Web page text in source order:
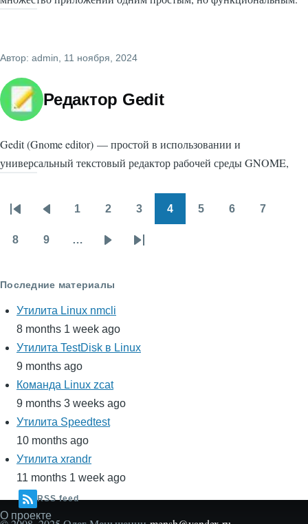
Автор: admin, 11 ноября, 2024
Редактор Gedit
Gedit (Gnome editor) — простой в использовании и
универсальный текстовый редактор рабочей среды GNOME,
Нумерация
страниц
Первая
страница
Предыдущая
страница
1 2 3 4 5 6 7
8 9 …
СледующаяПоследняя
Последние материалы
Утилита Linux nmcli
8 months 1 week ago
Утилита TestDisk в Linux
9 months ago
Команда Linux zcat
9 months 3 weeks ago
Утилита Speedtest
10 months ago
Утилита xrandr
11 months 1 week ago
RSS feed
Secondary
О проекте